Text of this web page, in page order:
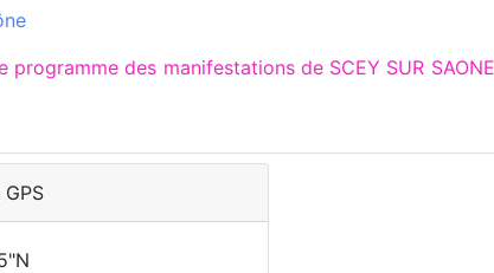
des manifestations de SCEY SUR